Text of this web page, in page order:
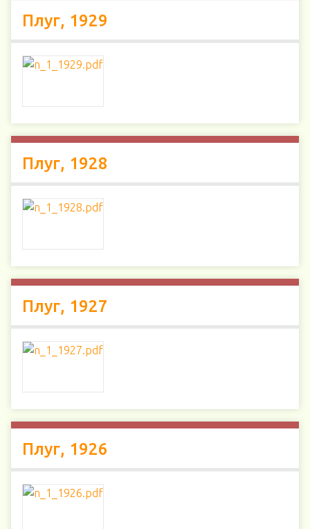
Плуг, 1929
Плуг, 1928
Плуг, 1927
Плуг, 1926